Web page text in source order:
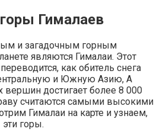
Гималаев
и загадочным горным
являются Гималаи. Этот
как обитель снега
и Южную Азию, А
вершин достигает более 8 000
считаются самыми высокими
Гималаи на карте и узнаем,
горы.